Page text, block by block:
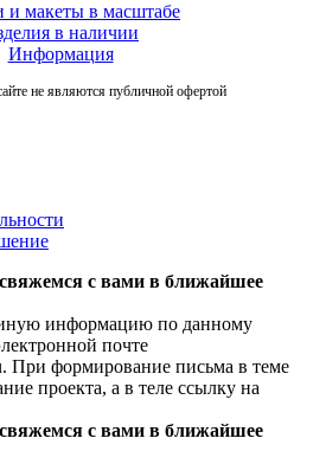
и макеты в масштабе
в наличии
Информация
не являются публичной офертой
с вами в ближайшее
иную информацию по данному
почте
При формирование письма в теме
проекта, а в теле ссылку на
с вами в ближайшее